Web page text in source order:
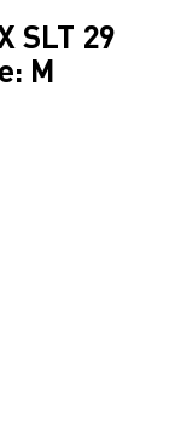
SLT 29
M